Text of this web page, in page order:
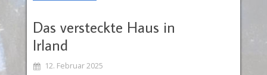
Das versteckte Haus in
Irland
12. Februar 2025